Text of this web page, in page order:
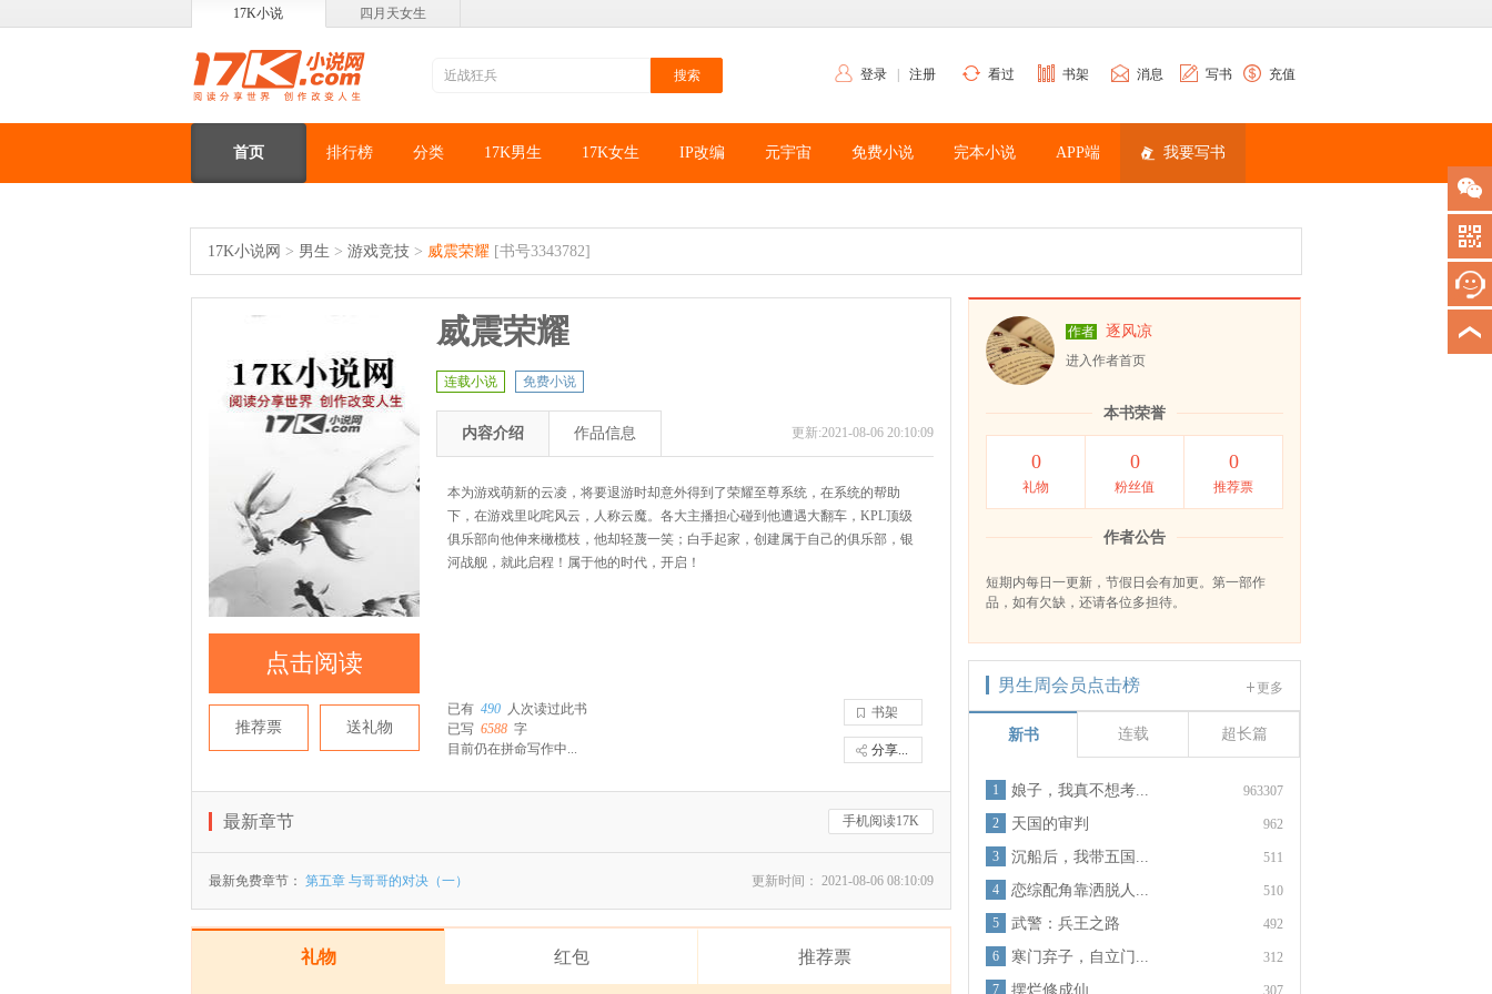
17K小说 四月天女生
登录 注册 看过 书架 消息 写书 充值
首页 排行榜 分类 17K男生 17K女生 IP改编 元宇宙 免费小说 完本小说 APP端 我要写书
17K小说网 > 男生 > 游戏竞技 > 威震荣耀 [书号3343782]
点击阅读
推荐票 送礼物
威震荣耀
连载小说 免费小说
更新:2021-08-06 20:10:09
内容介绍 作品信息
本为游戏萌新的云凌，将要退游时却意外得到了荣耀至尊系统，在系统的帮助
下，在游戏里叱咤风云，人称云魔。各大主播担心碰到他遭遇大翻车，KPL顶级
俱乐部向他伸来橄榄枝，他却轻蔑一笑；白手起家，创建属于自己的俱乐部，银
河战舰，就此启程！属于他的时代，开启！
书架
分享...
已有 490 人次读过此书
已写 6588 字
目前仍在拼命写作中...
手机阅读17K
最新章节
更新时间： 2021-08-06 08:10:09
最新免费章节： 第五章 与哥哥的对决（一）
礼物 红包 推荐票
作者 逐风凉
进入作者首页
本书荣誉
0
礼物
0
粉丝值
0
推荐票
作者公告
短期内每日一更新，节假日会有加更。第一部作
品，如有欠缺，还请各位多担待。
更多
男生周会员点击榜
新书 连载 超长篇
963307
1 娘子，我真不想考...
962
2 天国的审判
511
3 沉船后，我带五国...
510
4 恋综配角靠洒脱人...
492
5 武警：兵王之路
312
6 寒门弃子，自立门...
307
7 摆烂修成仙